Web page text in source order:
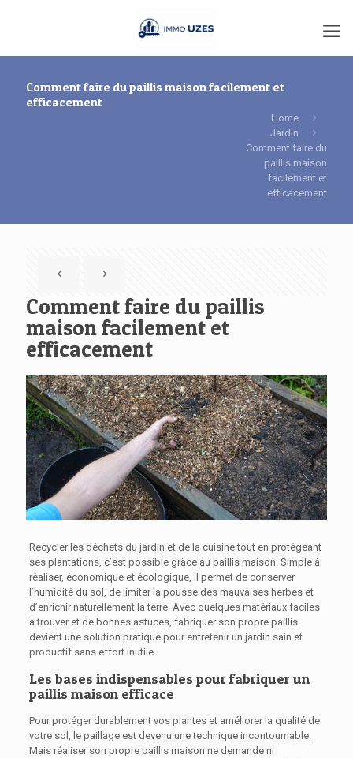
Comment faire du paillis maison facilement et
efficacement
Home
Jardin
Comment faire du
paillis maison
facilement et
efficacement
Comment faire du paillis
maison facilement et
efficacement
Recycler les déchets du jardin et de la cuisine tout en protégeant
ses plantations, c’est possible grâce au paillis maison. Simple à
réaliser, économique et écologique, il permet de conserver
l’humidité du sol, de limiter la pousse des mauvaises herbes et
d’enrichir naturellement la terre. Avec quelques matériaux faciles
à trouver et de bonnes astuces, fabriquer son propre paillis
devient une solution pratique pour entretenir un jardin sain et
productif sans effort inutile.
Les bases indispensables pour fabriquer un
paillis maison efficace
Pour protéger durablement vos plantes et améliorer la qualité de
votre sol, le paillage est devenu une technique incontournable.
Mais réaliser son propre paillis maison ne demande ni